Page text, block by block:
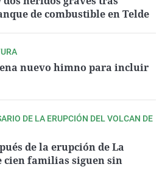
de combustible en Telde
nuevo himno para incluir
DE LA ERUPCIÓN DEL VOLCAN DE
de la erupción de La
cien familias siguen sin